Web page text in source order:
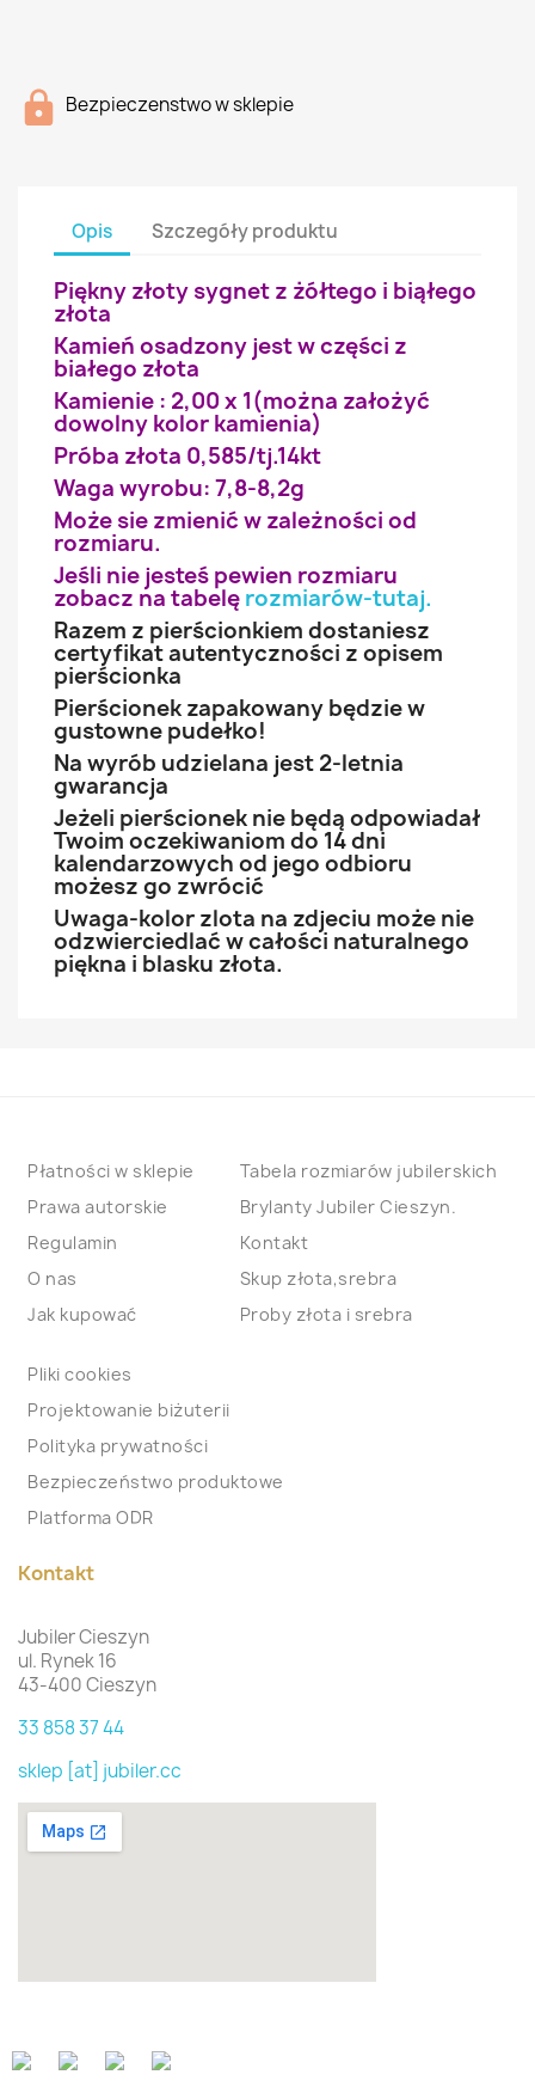
Bezpieczenstwo w sklepie
Opis Szczegóły produktu
Piękny złoty sygnet z żółtego i biąłego
złota
Kamień osadzony jest w części z
białego złota
Kamienie : 2,00 x 1(można założyć
dowolny kolor kamienia)
Próba złota 0,585/tj.14kt
Waga wyrobu: 7,8-8,2g
Może sie zmienić w zależności od
rozmiaru.
Jeśli nie jesteś pewien rozmiaru
zobacz na tabelę rozmiarów-tutaj.
Razem z pierścionkiem dostaniesz
certyfikat autentyczności z opisem
pierścionka
Pierścionek zapakowany będzie w
gustowne pudełko!
Na wyrób udzielana jest 2-letnia
gwarancja
Jeżeli pierścionek nie będą odpowiadał
Twoim oczekiwaniom do 14 dni
kalendarzowych od jego odbioru
możesz go zwrócić
Uwaga-kolor zlota na zdjeciu może nie
odzwierciedlać w całości naturalnego
piękna i blasku złota.
Płatności w sklepie
Prawa autorskie
Regulamin
O nas
Jak kupować
Tabela rozmiarów jubilerskich
Brylanty Jubiler Cieszyn.
Kontakt
Skup złota,srebra
Proby złota i srebra
Pliki cookies
Projektowanie biżuterii
Polityka prywatności
Bezpieczeństwo produktowe
Platforma ODR
Kontakt
Jubiler Cieszyn
ul. Rynek 16
43-400 Cieszyn
33 858 37 44
sklep [at] jubiler.cc